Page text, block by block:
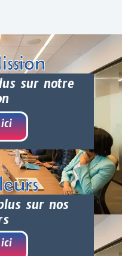
sur notre
sur nos